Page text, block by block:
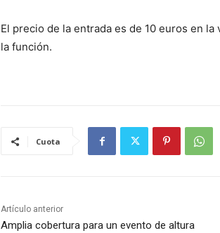
El precio de la entrada es de 10 euros en
la función.
Cuota
Artículo anterior
Amplia cobertura para un evento de altura